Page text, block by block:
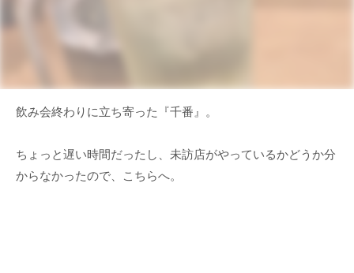
飲み会終わりに立ち寄った『千番』。
ちょっと遅い時間だったし、未訪店がやっているかどうか分
からなかったので、こちらへ。